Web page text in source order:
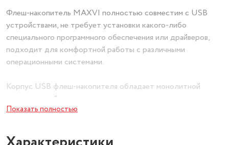
Флеш-накопитель MAXVI полностью совместим с USB
устройствами, не требует установки какого-либо
специального программного обеспечения или драйверов,
подходит для комфортной работы с различными
операционными системами.
Корпус USB флеш-накопителя обладает монолитной
конструкцией с колпачком, надежно защищающим разъем
от повреждений, изготовлен из прочного ABS пластика и
переноски, на корпусе флеш-накопителя расположено
Показать полностью